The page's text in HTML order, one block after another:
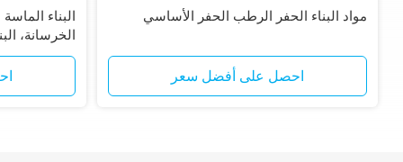
مواد البناء الحفر الرطب الحفر الأساسي
احصل على أفضل سعر
البناء
الخرسانة،